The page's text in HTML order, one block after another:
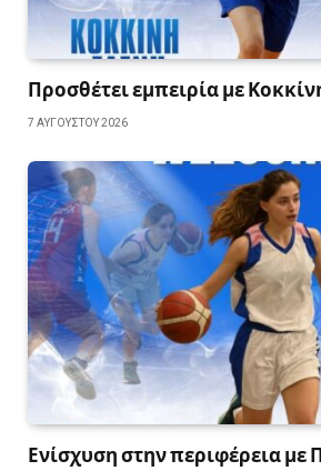
Προσθέτει εμπειρία με
7 ΑΥΓΟΎΣΤΟΥ 2026
Ενίσχυση στην περιφέρεια